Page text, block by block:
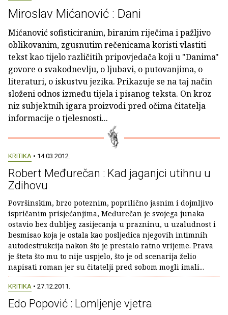
Miroslav Mićanović : Dani
Mićanović sofisticiranim, biranim riječima i pažljivo
oblikovanim, zgusnutim rečenicama koristi vlastiti
tekst kao tijelo različitih pripovjedača koji u "Danima"
govore o svakodnevlju, o ljubavi, o putovanjima, o
literaturi, o iskustvu jezika. Prikazuje se na taj način
složeni odnos između tijela i pisanog teksta. On kroz
niz subjektnih igara proizvodi pred očima čitatelja
informacije o tjelesnosti...
KRITIKA • 14.03.2012.
Robert Međurečan : Kad jaganjci utihnu u
Zdihovu
Površinskim, brzo poteznim, poprilično jasnim i dojmljivo
ispričanim prisjećanjima, Međurečan je svojega junaka
ostavio bez dubljeg zasijecanja u prazninu, u uzaludnost i
besmisao koja je ostala kao posljedica njegovih intimnih
autodestrukcija nakon što je prestalo ratno vrijeme. Prava
je šteta što mu to nije uspjelo, što je od scenarija želio
napisati roman jer su čitatelji pred sobom mogli imali...
KRITIKA • 27.12.2011.
Edo Popović : Lomljenje vjetra